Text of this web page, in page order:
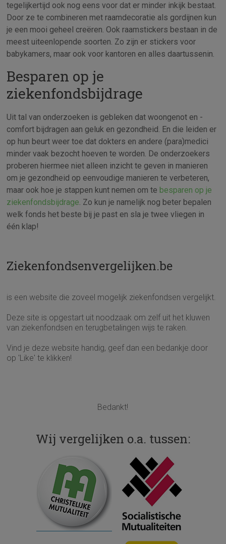
tegelijkertijd ook nog eens voor dat er minder inkijk bestaat.
Door ze te combineren met raamdecoratie als gordijnen kun
je een mooi geheel creëren. Ook raamstickers bestaan in de
meest uiteenlopende soorten. Zo zijn er stickers voor
babykamers, maar ook voor kantoren en alles daartussenin.
Besparen op je
ziekenfondsbijdrage
Uit tal van onderzoeken is gebleken dat woongenot en -
comfort bijdragen aan geluk en gezondheid. En die leiden er
op hun beurt weer toe dat dokters en andere (para)medici
minder vaak bezocht hoeven te worden. De onderzoekers
proberen hiermee niet alleen inzicht te geven in manieren
om je gezondheid op eenvoudige manieren te verbeteren,
maar ook hoe je stappen kunt nemen om te besparen op je
ziekenfondsbijdrage. Zo kun je namelijk nog beter bepalen
welk fonds het beste bij je past en sla je twee vliegen in
één klap!
Ziekenfondsenvergelijken.be
is een website die zoveel mogelijk ziekenfondsen vergelijkt.
Deze site is opgestart uit noodzaak om zelf uit het kluwen
van ziekenfondsen en terugbetalingen wijs te raken.
Vind je deze website handig, geef dan een bedankje door
op 'Like' te klikken!
Bedankt!
Wij vergelijken o.a. tussen: